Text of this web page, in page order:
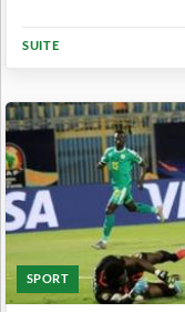
SUITE
SPORT